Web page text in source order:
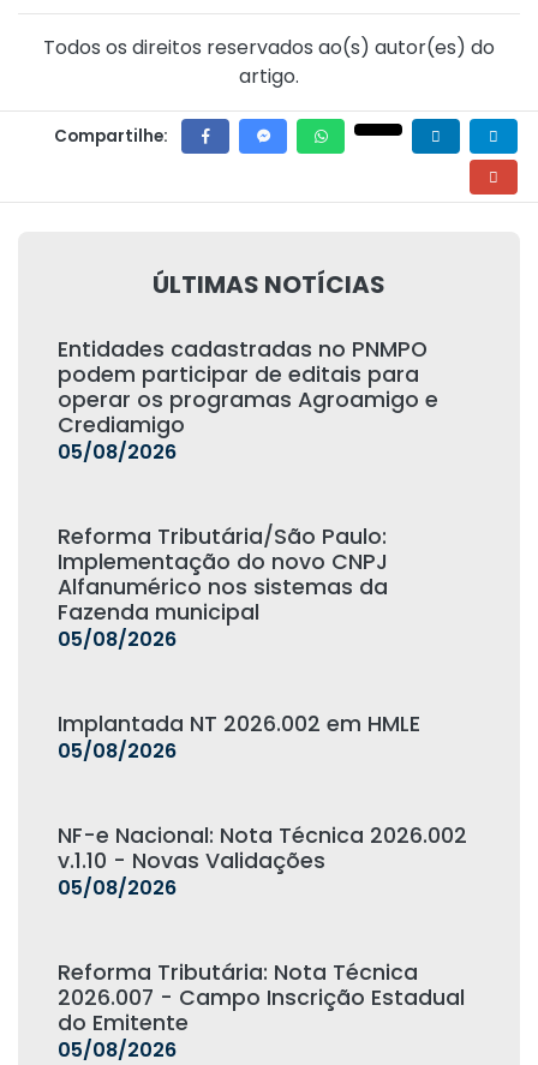
Todos os direitos reservados ao(s) autor(es) do
artigo.
Compartilhe:
ÚLTIMAS NOTÍCIAS
Entidades cadastradas no PNMPO
podem participar de editais para
operar os programas Agroamigo e
Crediamigo
05/08/2026
Reforma Tributária/São Paulo:
Implementação do novo CNPJ
Alfanumérico nos sistemas da
Fazenda municipal
05/08/2026
Implantada NT 2026.002 em HMLE
05/08/2026
NF-e Nacional: Nota Técnica 2026.002
v.1.10 - Novas Validações
05/08/2026
Reforma Tributária: Nota Técnica
2026.007 - Campo Inscrição Estadual
do Emitente
05/08/2026